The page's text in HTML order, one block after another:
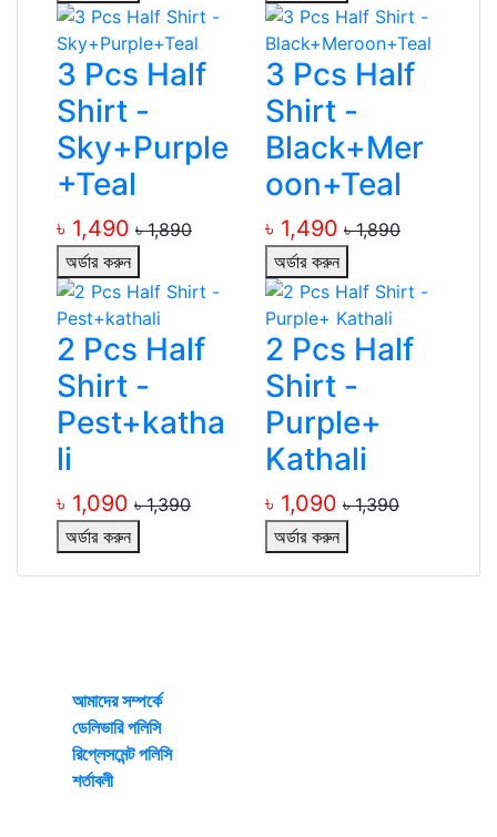
3 Pcs Half
Shirt -
Sky+Purple
+Teal
৳ 1,490 ৳ 1,890
অর্ডার করুন
3 Pcs Half
Shirt -
Black+Mer
oon+Teal
৳ 1,490 ৳ 1,890
অর্ডার করুন
2 Pcs Half
Shirt -
Pest+katha
li
৳ 1,090 ৳ 1,390
অর্ডার করুন
2 Pcs Half
Shirt -
Purple+
Kathali
৳ 1,090 ৳ 1,390
অর্ডার করুন
আমাদের সম্পর্কে
ডেলিভারি পলিসি
রিপ্লেসমেন্ট পলিসি
শর্তাবলী